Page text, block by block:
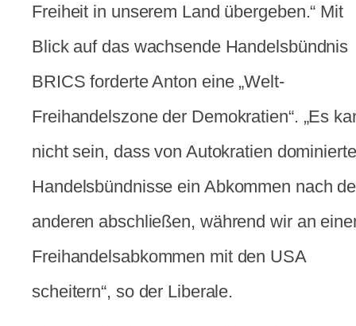
Freiheit in unserem Land übergeben.“ Mit
Blick auf das wachsende Handelsbündnis
BRICS forderte Anton eine „Welt-
Freihandelszone der Demokratien“. „Es
nicht sein, dass von Autokratien dominierte
Handelsbündnisse ein Abkommen nach
anderen abschließen, während wir an
Freihandelsabkommen mit den USA
scheitern“, so der Liberale.